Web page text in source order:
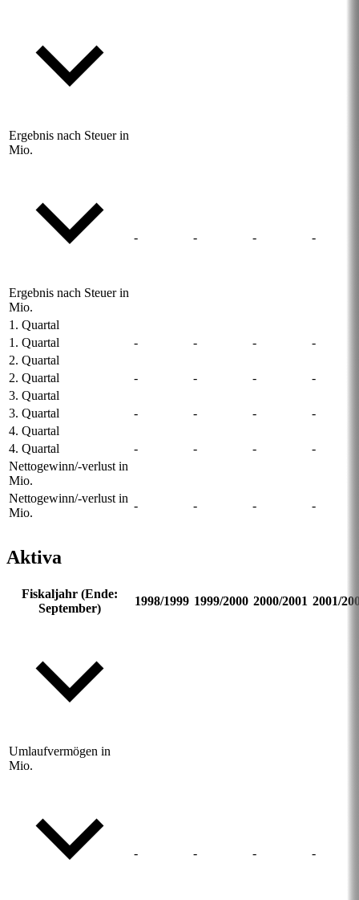
Ergebnis nach Steuer in
Mio.
Ergebnis nach Steuer in
Mio.
- - - -
1. Quartal
1. Quartal
- - -
-
2. Quartal
2. Quartal
- - -
-
3. Quartal
3. Quartal
- - -
-
4. Quartal
4. Quartal
- - -
-
Nettogewinn/-verlust in
Mio.
Nettogewinn/-verlust in
Mio.
- - - -
Aktiva
Fiskaljahr (Ende:
September)
1998/1999 1999/2000 2000/2001 2001/
Umlaufvermögen in
Mio.
- - - -